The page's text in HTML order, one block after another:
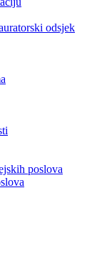
odsjek
poslova